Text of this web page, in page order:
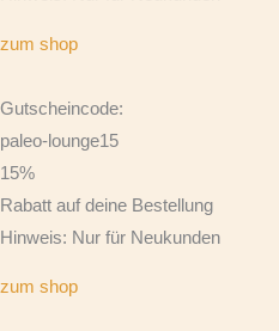
zum shop
Gutscheincode:
paleo-lounge15
15%
Rabatt auf deine Bestellung
Hinweis: Nur für Neukunden
zum shop